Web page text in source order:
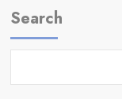
Search